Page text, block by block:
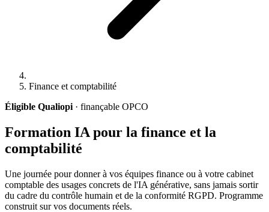
Finance et comptabilité
Éligible Qualiopi · finançable OPCO
Formation IA pour la finance et la
comptabilité
Une journée pour donner à vos équipes finance ou à votre cabinet
comptable des usages concrets de l'IA générative, sans jamais sortir
du cadre du contrôle humain et de la conformité RGPD. Programme
construit sur vos documents réels.